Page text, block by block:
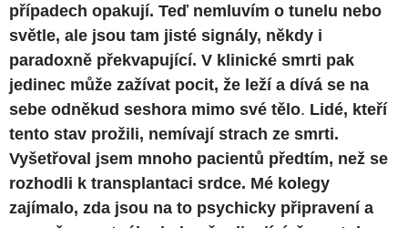
případech opakují. Teď nemluvím o tunelu nebo
světle, ale jsou tam jisté signály, někdy i
paradoxně překvapující. V klinické smrti pak
jedinec může zažívat pocit, že leží a dívá se na
sebe odněkud seshora mimo své tělo. Lidé, kteří
tento stav prožili, nemívají strach ze smrti.
Vyšetřoval jsem mnoho pacientů předtím, než se
rozhodli k transplantaci srdce. Mé kolegy
zajímalo, zda jsou na to psychicky připravení a